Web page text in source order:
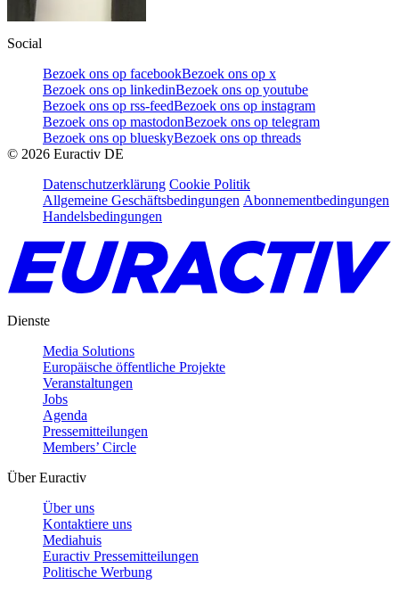
Social
Bezoek ons op facebookBezoek ons op x
Bezoek ons op linkedinBezoek ons op youtube
Bezoek ons op rss-feedBezoek ons op instagram
Bezoek ons op mastodonBezoek ons op telegram
Bezoek ons op blueskyBezoek ons op threads
© 2026 Euractiv DE
Datenschutzerklärung Cookie Politik
Allgemeine Geschäftsbedingungen Abonnementbedingungen
Handelsbedingungen
Dienste
Media Solutions
Europäische öffentliche Projekte
Veranstaltungen
Jobs
Agenda
Pressemitteilungen
Members’ Circle
Über Euractiv
Über uns
Kontaktiere uns
Mediahuis
Euractiv Pressemitteilungen
Politische Werbung